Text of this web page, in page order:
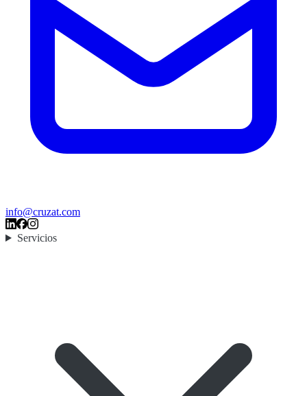
info@cruzat.com
Servicios